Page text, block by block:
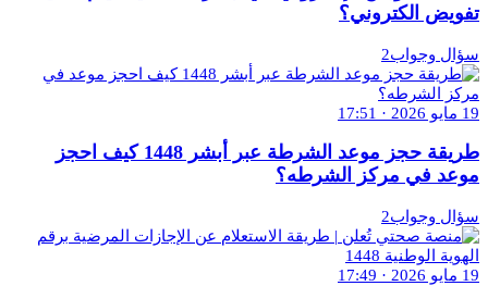
تفويض الكتروني؟
سؤال وجواب2
19 مايو 2026 · 17:51
طريقة حجز موعد الشرطة عبر أبشر 1448 كيف احجز
موعد في مركز الشرطه؟
سؤال وجواب2
19 مايو 2026 · 17:49